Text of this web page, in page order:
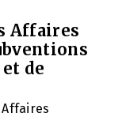
Affaires
de